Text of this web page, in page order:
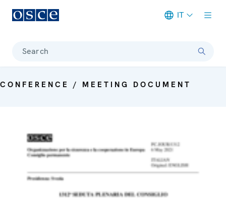
IT
Search
CONFERENCE / MEETING DOCUMENT